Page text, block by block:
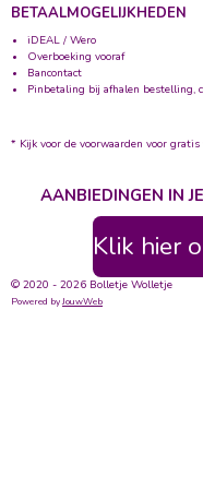
BETAALMOGELIJKHEDEN
iDEAL / Wero
Overboeking vooraf
Bancontact
Pinbetaling bij afhalen bestelling,
* Kijk voor de voorwaarden voor
AANBIEDINGEN IN
Klik hier
© 2020 - 2026 Bolletje Wolletje
Powered byJouwWeb